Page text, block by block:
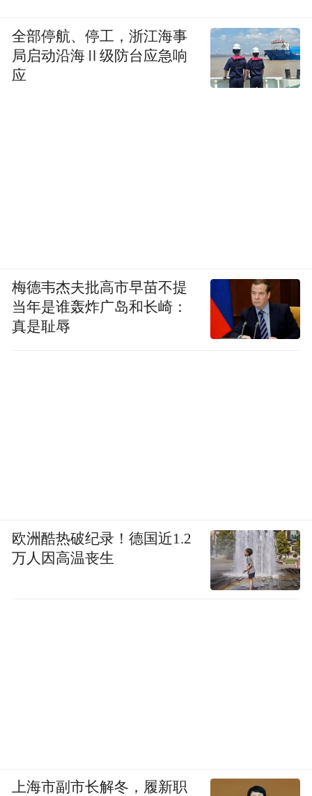
全部停航、停工，浙江海事
局启动沿海Ⅱ级防台应急响
应
梅德韦杰夫批高市早苗不提
当年是谁轰炸广岛和长崎：
真是耻辱
欧洲酷热破纪录！德国近1.2
万人因高温丧生
上海市副市长解冬，履新职